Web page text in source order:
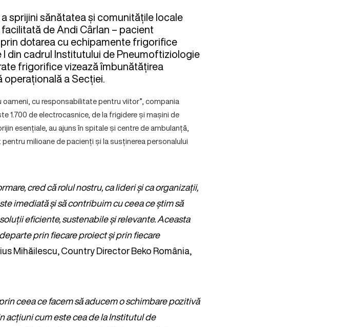
sprijini sănătatea și comunitățile locale
de Andi Cârlan – pacient
dotarea cu echipamente frigorifice
din cadrul Institutului de Pneumoftiziologie
frigorifice vizează îmbunătățirea
a Secției.
cu responsabilitate pentru viitor”, compania
1.700 de electrocasnice, de la frigidere și mașini de
esențiale, au ajuns în spitale și centre de ambulanță,
milioane de pacienți și la susținerea personalului
cred că rolul nostru, ca lideri și ca organizații,
imediată și să contribuim cu ceea ce știm să
eficiente, sustenabile și relevante. Aceasta
prin fiecare proiect și prin fiecare
Mihăilescu, Country Director Beko România,
ceea ce facem să aducem o schimbare pozitivă
acțiuni cum este cea de la Institutul de